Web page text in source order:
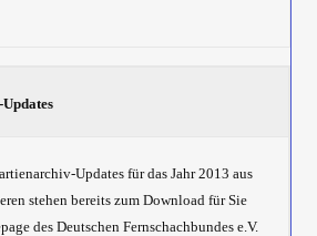
Updates für das Jahr 2013 aus
stehen bereits zum Download für Sie
des Deutschen Fernschachbundes e.V.